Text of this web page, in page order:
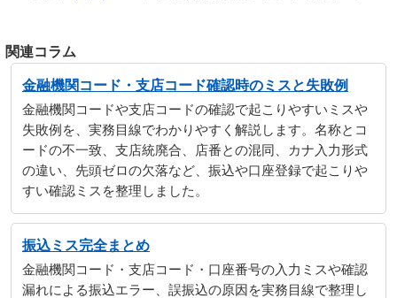
関連コラム
金融機関コード・支店コード確認時のミスと失敗例
金融機関コードや支店コードの確認で起こりやすいミスや
失敗例を、実務目線でわかりやすく解説します。名称とコ
ードの不一致、支店統廃合、店番との混同、カナ入力形式
の違い、先頭ゼロの欠落など、振込や口座登録で起こりや
すい確認ミスを整理しました。
振込ミス完全まとめ
金融機関コード・支店コード・口座番号の入力ミスや確認
漏れによる振込エラー、誤振込の原因を実務目線で整理し